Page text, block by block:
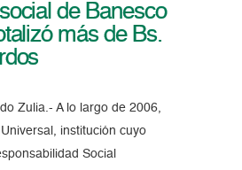
de Banesco
más de Bs.
Zulia.- A lo largo de 2006,
institución cuyo
Social